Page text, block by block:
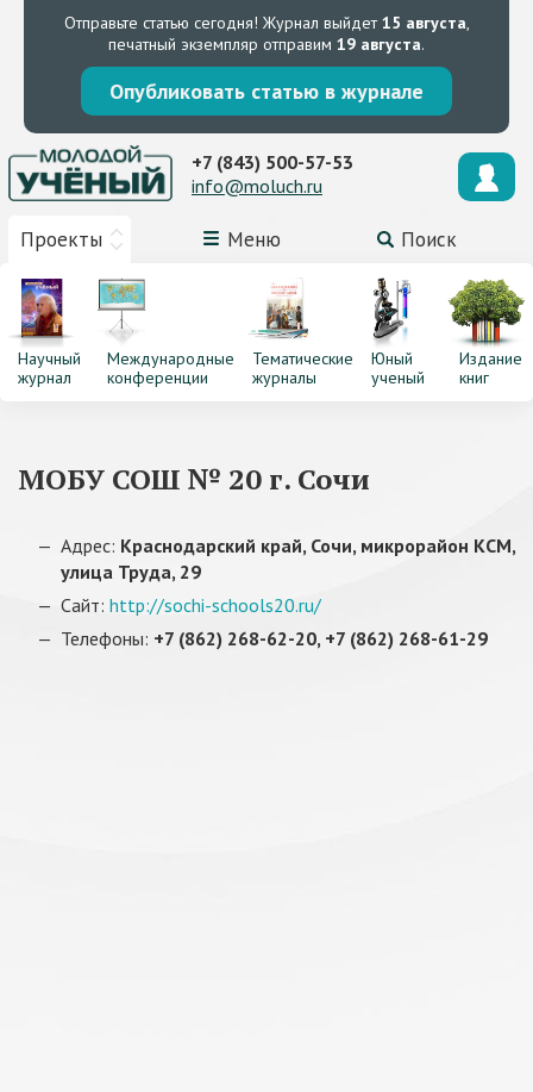
Отправьте статью сегодня! Журнал выйдет15 августа,
печатный экземпляр отправим 19 августа.
Опубликовать статью в журнале
Проекты Меню Поиск
+7 (843) 500-57-53
info@moluch.ru
Научный
журнал
Международные
конференции
Тематические
журналы
Юный
ученый
Издание
книг
МОБУ СОШ № 20 г. Сочи
Адрес: Краснодарский край, Сочи, микрорайон КСМ,
улица Труда, 29
Сайт: http://sochi-schools20.ru/
Телефоны: +7 (862) 268-62-20, +7 (862) 268-61-29